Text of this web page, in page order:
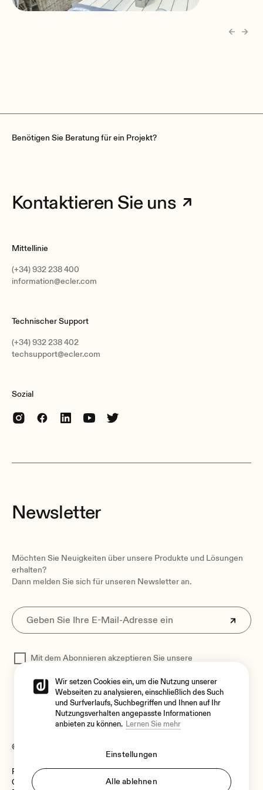
Benötigen Sie Beratung für ein Projekt?
Kontaktieren Sie uns
Mittellinie
(+34) 932 238 400
information@ecler.com
Technischer Support
(+34) 932 238 402
techsupport@ecler.com
Sozial
Newsletter
Möchten Sie Neuigkeiten über unsere Produkte und Lösungen
erhalten?
Dann melden Sie sich für unseren Newsletter an.
Mit dem Abonnieren akzeptieren Sie unsere
© 2026 Ecler
Rechtlicher Hinweis
Cookie-Richtlinie
Sprache
Wir setzen Cookies ein, um die Nutzung unserer
Webseiten zu analysieren, einschließlich des Such
und Surfverlaufs, Suchbegriffen und Ihnen auf Ihr
Nutzungsverhalten angepasste Informationen
anbieten zu können. Lernen Sie mehr
Einstellungen
Alle ablehnen